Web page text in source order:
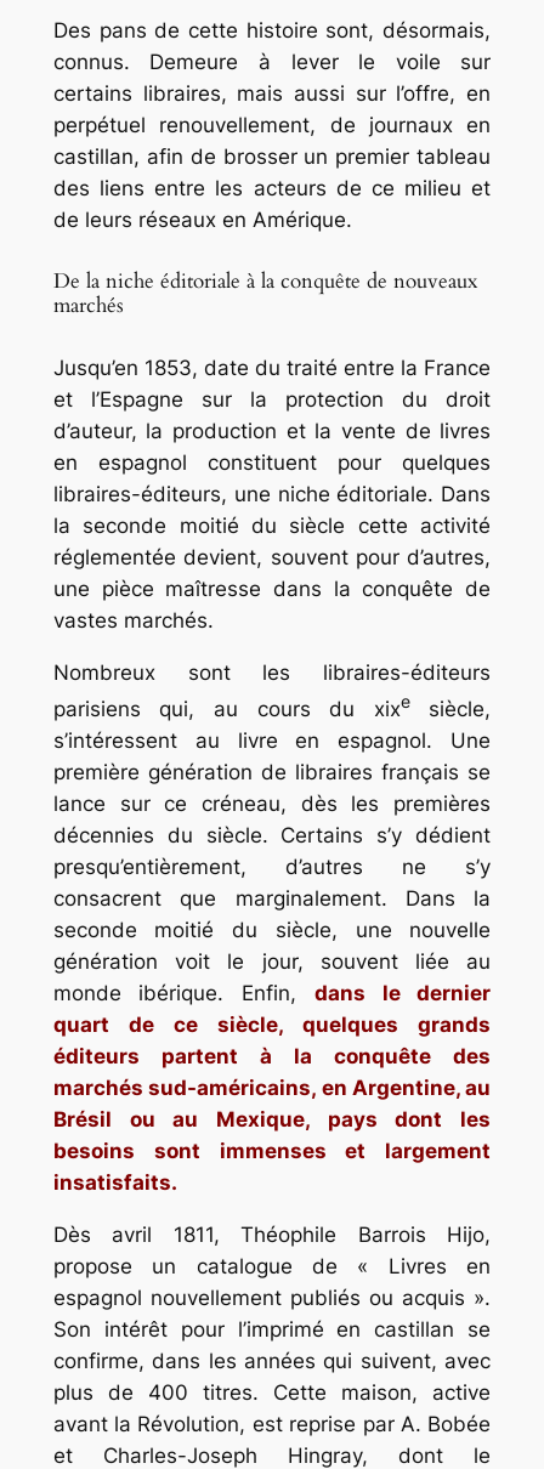
Des pans de cette histoire sont, désormais,
connus. Demeure à lever le voile sur
certains libraires, mais aussi sur l’offre, en
perpétuel renouvellement, de journaux en
castillan, afin de brosser un premier tableau
des liens entre les acteurs de ce milieu et
de leurs réseaux en Amérique.
De la niche éditoriale à la conquête de nouveaux
marchés
Jusqu’en 1853, date du traité entre la France
et l’Espagne sur la protection du droit
d’auteur, la production et la vente de livres
en espagnol constituent pour quelques
libraires-éditeurs, une niche éditoriale. Dans
la seconde moitié du siècle cette activité
réglementée devient, souvent pour d’autres,
une pièce maîtresse dans la conquête de
vastes marchés.
Nombreux sont les libraires-éditeurs
parisiens qui, au cours du xixesiècle,
s’intéressent au livre en espagnol. Une
première génération de libraires français se
lance sur ce créneau, dès les premières
décennies du siècle. Certains s’y dédient
presqu’entièrement, d’autres ne s’y
consacrent que marginalement. Dans la
seconde moitié du siècle, une nouvelle
génération voit le jour, souvent liée au
monde ibérique. Enfin, dans le dernier
quart de ce siècle, quelques grands
éditeurs partent à la conquête des
marchés sud-américains, en Argentine, au
Brésil ou au Mexique, pays dont les
besoins sont immenses et largement
insatisfaits.
Dès avril 1811, Théophile Barrois Hijo,
propose un catalogue de « Livres en
espagnol nouvellement publiés ou acquis ».
Son intérêt pour l’imprimé en castillan se
confirme, dans les années qui suivent, avec
plus de 400 titres. Cette maison, active
avant la Révolution, est reprise par A. Bobée
et Charles-Joseph Hingray, dont le